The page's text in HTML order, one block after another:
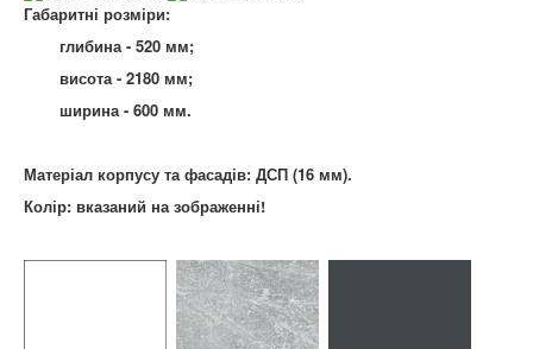
Габаритні розміри:
глибина - 520 мм;
висота - 2180 мм;
ширина - 600 мм.
Матеріал корпусу та фасадів: ДСП (16 мм).
Колір: вказаний на зображенні!